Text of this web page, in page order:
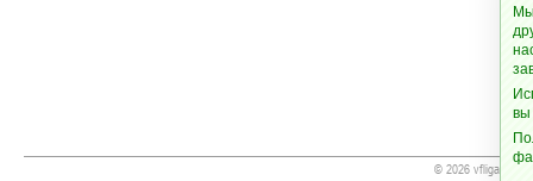
© 2026 vfliga.ws
вы